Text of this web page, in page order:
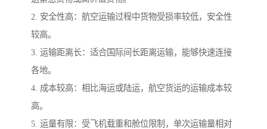
2. 安全性高：航空运输过程中货物受损率较低，安全性
较高。
3. 运输距离长：适合国际间长距离运输，能够快速连接
各地。
4. 成本较高：相比海运或陆运，航空货运的运输成本较
高。
5. 运量有限：受飞机载重和舱位限制，单次运输量相对